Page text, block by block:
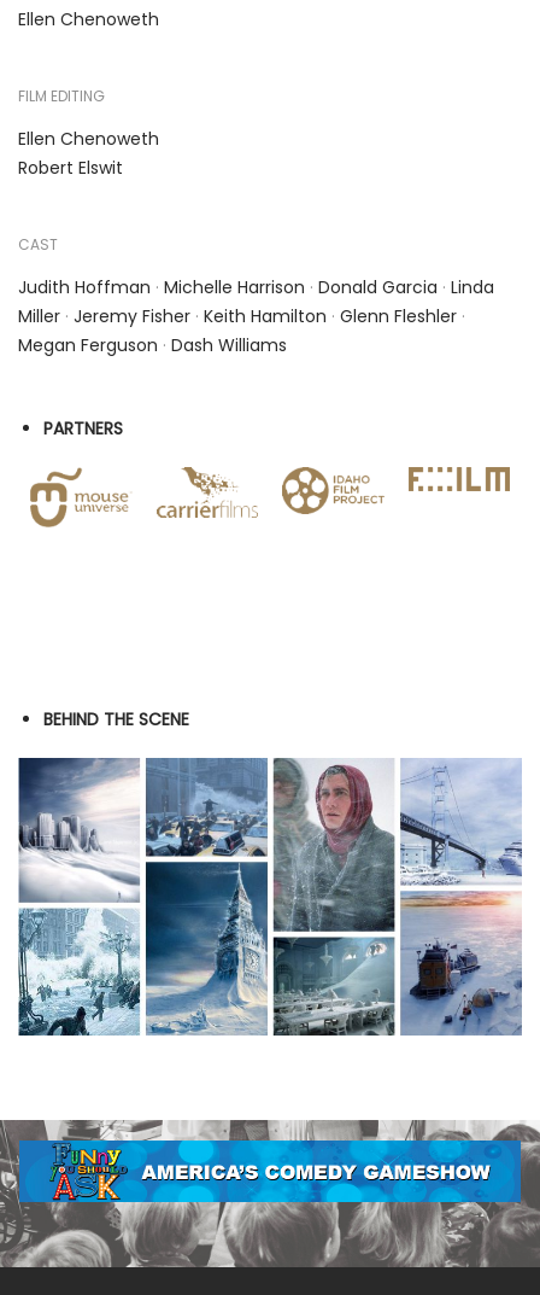
Ellen Chenoweth
FILM EDITING
Ellen Chenoweth
Robert Elswit
CAST
Judith Hoffman · Michelle Harrison · Donald Garcia · Linda
Miller · Jeremy Fisher · Keith Hamilton · Glenn Fleshler ·
Megan Ferguson · Dash Williams
PARTNERS
BEHIND THE SCENE